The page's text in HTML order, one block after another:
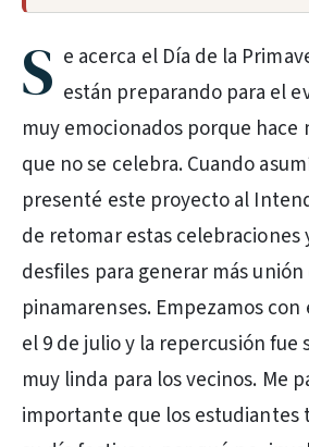
S e acerca el Día de la
están preparando para el
muy emocionados porque hace
que no se celebra. Cuando
presenté este proyecto al
de retomar estas celebraciones
desfiles para generar más unión
pinamarenses. Empezamos
el 9 de julio y la repercusión fue
muy linda para los vecinos. Me
importante que los estudiantes